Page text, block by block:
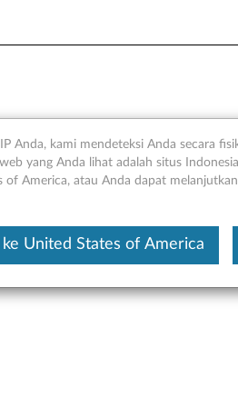
Anda, kami mendeteksi Anda secara
yang Anda lihat adalah situs
of America, atau Anda dapat
ke United States of America